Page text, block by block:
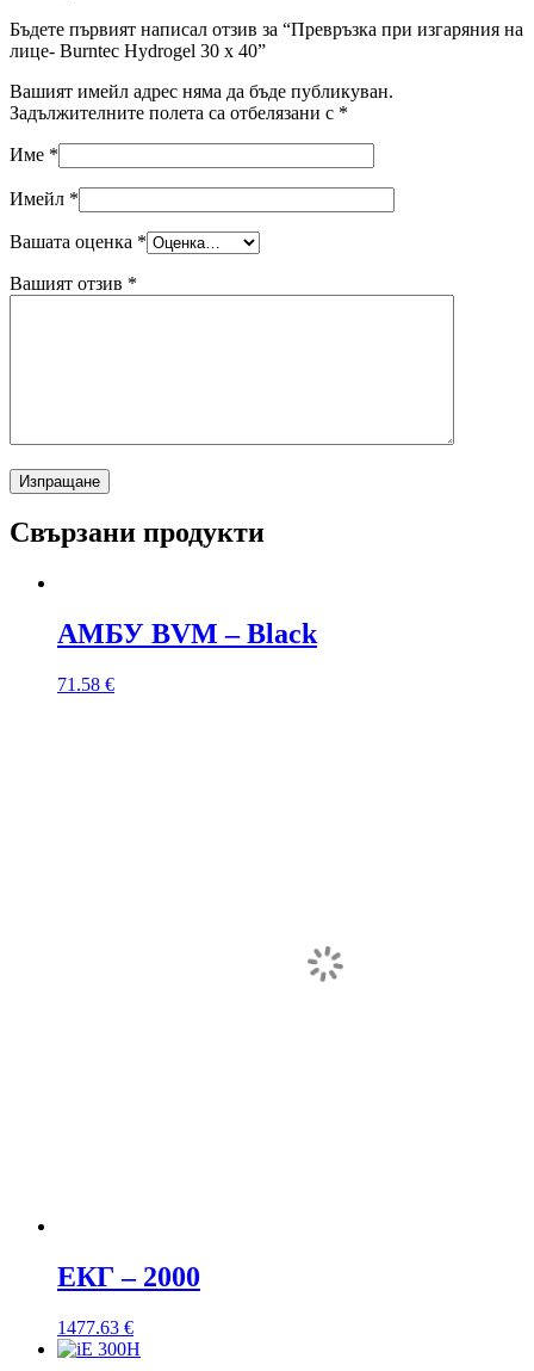
Бъдете първият написал отзив за “Превръзка при изгаряния на
лице- Burntec Hydrogel 30 x 40”
Вашият имейл адрес няма да бъде публикуван.
Задължителните полета са отбелязани с *
Име *
Имейл *
Вашата оценка *
Вашият отзив *
Свързани продукти
АМБУ BVM – Black
71.58 €
ЕКГ – 2000
1477.63 €